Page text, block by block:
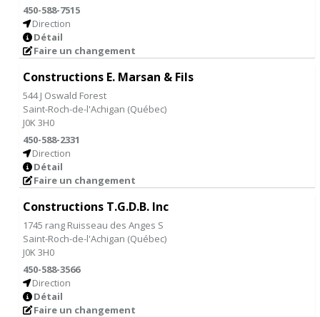
450-588-7515
Direction
Détail
Faire un changement
Constructions E. Marsan & Fils
544 J Oswald Forest
Saint-Roch-de-l'Achigan (Québec)
J0K 3H0
450-588-2331
Direction
Détail
Faire un changement
Constructions T.G.D.B. Inc
1745 rang Ruisseau des Anges S
Saint-Roch-de-l'Achigan (Québec)
J0K 3H0
450-588-3566
Direction
Détail
Faire un changement